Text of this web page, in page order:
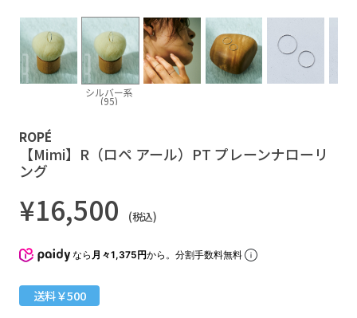
シルバー系
(95)
ROPÉ
【Mimi】R（ロペ アール）PT プレーンナローリ
ング
¥16,500 (税込)
なら 月々1,375円から。分割手数料無料
送料￥500